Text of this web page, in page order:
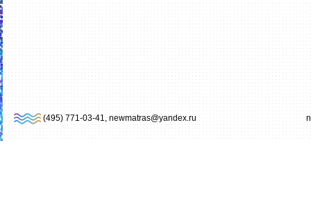
(495) 771-03-41, newmatras@yandex.ru